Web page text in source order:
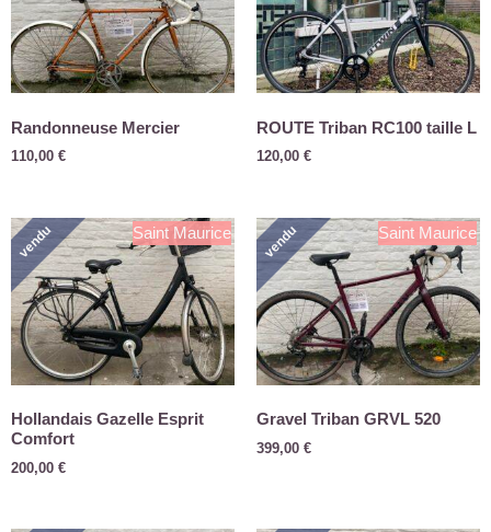
Randonneuse Mercier
110,00 €
ROUTE Triban RC100 taille L
120,00 €
Saint Maurice
vendu
Hollandais Gazelle Esprit
Comfort
200,00 €
Saint Maurice
vendu
Gravel Triban GRVL 520
399,00 €